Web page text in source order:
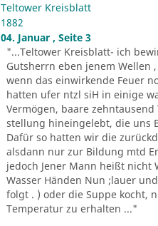
Teltower Kreisblatt
1882
04. Januar , Seite 3
"...Teltower Kreisblatt- ich
Gutsherrn eben jenem Wellen
wenn das einwirkende Feuer
hatten ufer ntzl siH in einige
Vermögen, baare
stellung hineingelebt, die uns
Dafür so hatten wir die
alsdann nur zur Bildung mtd
jedoch Jener Mann heißt nicht
Wasser Händen Nun ;lauer
folgt . ) oder die Suppe kocht,
Temperatur zu erhalten ..."